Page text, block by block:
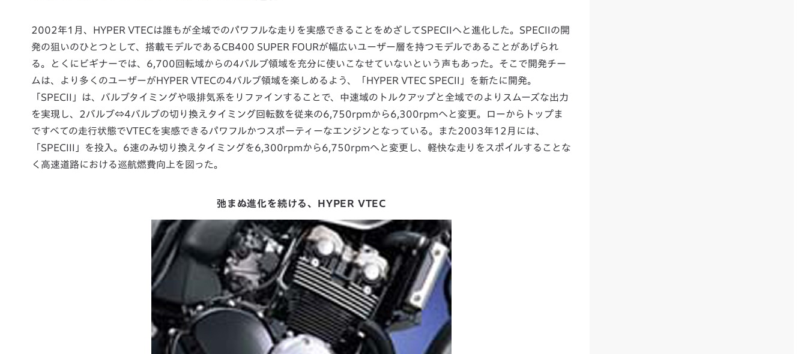
2002年1月、HYPER VTECは誰もが全域でのパワフルな走りを実感できることをめざしてSPECIIへと進化した。SPECIIの開
発の狙いのひとつとして、搭載モデルであるCB400 SUPER FOURが幅広いユーザー層を持つモデルであることがあげられ
る。とくにビギナーでは、6,700回転域からの4バルブ領域を充分に使いこなせていないという声もあった。そこで開発チー
ムは、より多くのユーザーがHYPER VTECの4バルブ領域を楽しめるよう、「HYPER VTEC SPECII」を新たに開発。
「SPECII」は、バルブタイミングや吸排気系をリファインすることで、中速域のトルクアップと全域でのよりスムーズな出力
を実現し、2バルブ⇔4バルブの切り換えタイミング回転数を従来の6,750rpmから6,300rpmへと変更。ローからトップま
ですべての走行状態でVTECを実感できるパワフルかつスポーティーなエンジンとなっている。また2003年12月には、
「SPECIII」を投入。6速のみ切り換えタイミングを6,300rpmから6,750rpmへと変更し、軽快な走りをスポイルすることな
く高速道路における巡航燃費向上を図った。
弛まぬ進化を続ける、HYPER VTEC